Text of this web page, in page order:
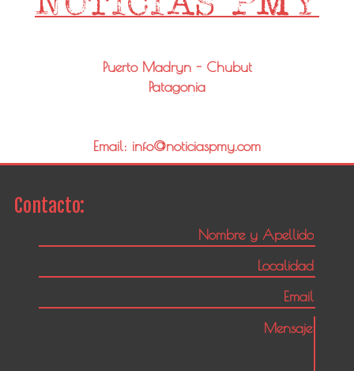
Puerto Madryn - Chubut
Patagonia
Email: info@noticiaspmy.com
Contacto: